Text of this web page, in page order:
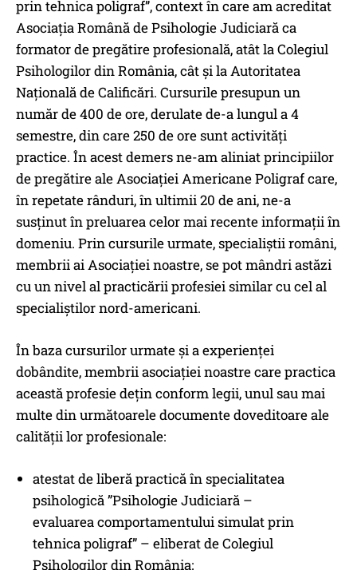
prin tehnica poligraf”, context în care am acreditat
Asociația Română de Psihologie Judiciară ca
formator de pregătire profesională, atât la Colegiul
Psihologilor din România, cât și la Autoritatea
Națională de Calificări. Cursurile presupun un
număr de 400 de ore, derulate de-a lungul a 4
semestre, din care 250 de ore sunt activități
practice. În acest demers ne-am aliniat principiilor
de pregătire ale Asociației Americane Poligraf care,
în repetate rânduri, în ultimii 20 de ani, ne-a
susținut în preluarea celor mai recente informații în
domeniu. Prin cursurile urmate, specialiștii români,
membrii ai Asociației noastre, se pot mândri astăzi
cu un nivel al practicării profesiei similar cu cel al
specialiștilor nord-americani.
În baza cursurilor urmate și a experienței
dobândite, membrii asociației noastre care practica
această profesie dețin conform legii, unul sau mai
multe din următoarele documente doveditoare ale
calității lor profesionale:
atestat de liberă practică în specialitatea
psihologică ”Psihologie Judiciară –
evaluarea comportamentului simulat prin
tehnica poligraf” – eliberat de Colegiul
Psihologilor din România;